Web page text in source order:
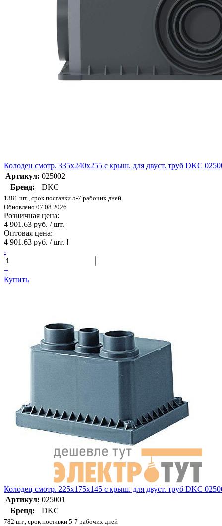
Колодец смотр. 335х240х255 с крыш. для двуст. труб DKC
Артикул: 025002
Бренд:
DKC
1381 шт., срок поставки 5-7 рабочих дней
Обновлено 07.08.2026
Розничная цена:
4 901.63 руб. / шт.
Оптовая цена:
4 901.63 руб. / шт. !
-
+
Купить
Колодец смотр. 225х175х145 с крыш. для двуст. труб DKC
Артикул: 025001
Бренд:
DKC
782 шт., срок поставки 5-7 рабочих дней